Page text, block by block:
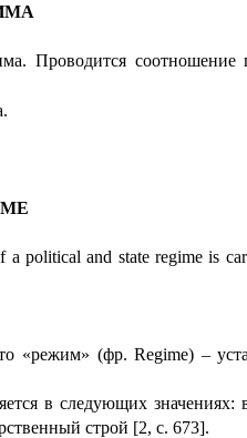
Проводится соотношение
political and state regime is
«режим» (фр. Regime) –
в следующих значениях:
строй [2, с. 673].